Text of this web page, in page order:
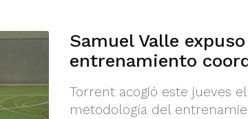
Samuel Valle
entrenamiento
Torrent acogió este jueves
metodología del